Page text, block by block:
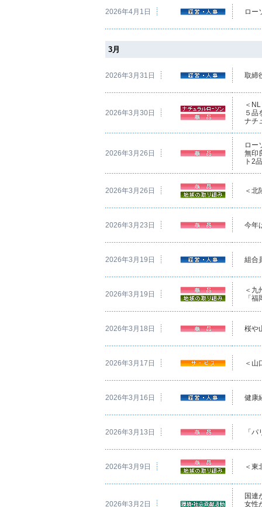
2026年4月1日 ロー
3月
2026年3月31日 取締
2026年3月30日
＜
５品
ナチ
2026年3月26日
ロー
無印
ト2
2026年3月26日 ＜北
2026年3月23日 今年
2026年3月19日 組合
2026年3月19日
＜九
「
2026年3月18日 桜や
2026年3月17日 ＜山
2026年3月16日 健康
2026年3月13日 「
2026年3月9日 ＜東
2026年3月2日
国連
女性